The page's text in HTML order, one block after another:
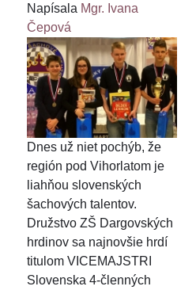
Napísala Mgr. Ivana
Čepová
Dnes už niet pochýb, že
región pod Vihorlatom je
liahňou slovenských
šachových talentov.
Družstvo ZŠ Dargovských
hrdinov sa najnovšie hrdí
titulom VICEMAJSTRI
Slovenska 4-členných